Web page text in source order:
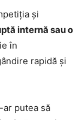
și
internă sau o
în
rapidă și
putea să